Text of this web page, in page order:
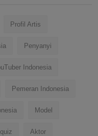
Profil Artis
Penyanyi
Indonesia
Pemeran Indonesia
Model
quiz Aktor